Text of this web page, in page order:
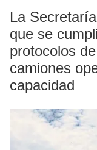
La
que se
protocolos
camiones
capacidad